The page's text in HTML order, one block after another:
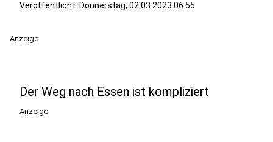
Veröffentlicht: Donnerstag, 02.03.2023 06:55
Anzeige
Der Weg nach Essen ist kompliziert
Anzeige